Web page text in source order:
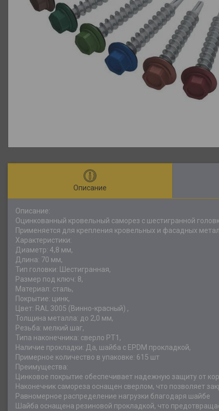
Описание
Описание:
Оцинкованный кровельный саморез с шестигранной
Применяется для крепления кровельных и фасадных
Характеристики:
Диаметр: 4,8 мм,
Длина: 70 мм,
Тип головки: Шестигранная,
Размер под ключ: 8,
Материал: сталь,
Покрытие: цинк,
Цвет: RAL 3005 (Винно-красный) ,
Толщина металла: до 2,0 мм,
Резьба: мелкий шаг,
Типа наконечника: сверло РТ1,
Наличие прокладки: Да, шайба с EPDM прокладкой,
Примерное количество в упаковке: 615 шт
Преимущества:
Цинковое покрытие обеспечивает надежную защиту от
Наконечник самореза оснащен сверлом, что позволяет
Равномерное распределение нагрузки благодаря шайбе
Шайба оснащена резиновой прокладкой, что